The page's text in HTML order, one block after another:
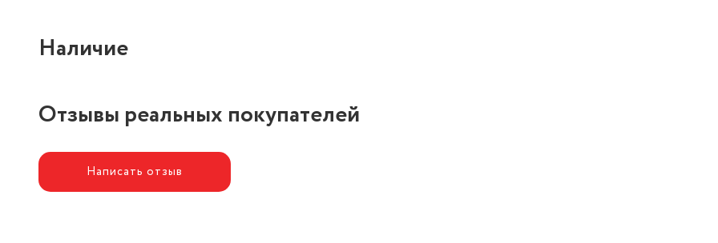
Наличие
Отзывы реальных покупателей
Написать отзыв